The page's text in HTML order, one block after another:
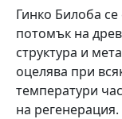
Гинко Билоба
потомък на
структура и
оцелява при
температури
на регенерация.